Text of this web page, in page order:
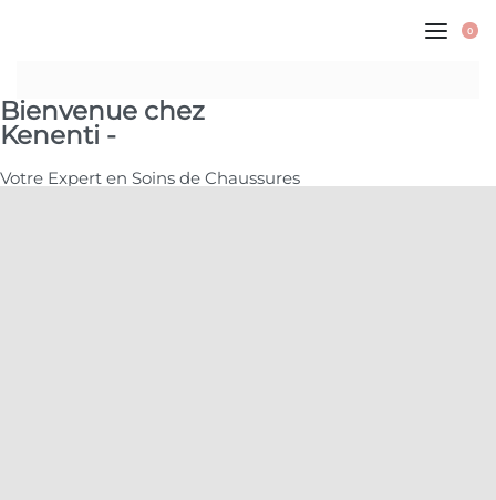
0
Bienvenue chez
Kenenti -
Votre Expert en Soins de Chaussures